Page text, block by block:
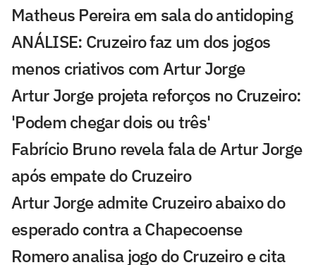
Matheus Pereira em sala do antidoping
ANÁLISE: Cruzeiro faz um dos jogos
menos criativos com Artur Jorge
Artur Jorge projeta reforços no Cruzeiro:
'Podem chegar dois ou três'
Fabrício Bruno revela fala de Artur Jorge
após empate do Cruzeiro
Artur Jorge admite Cruzeiro abaixo do
esperado contra a Chapecoense
Romero analisa jogo do Cruzeiro e cita